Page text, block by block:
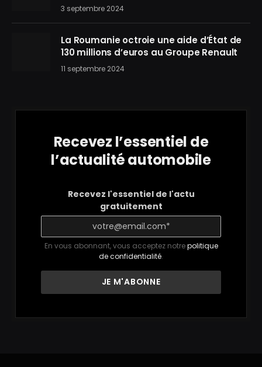
3 septembre 2024
La Roumanie octroie une aide d’État de
130 millions d’euros au Groupe Renault
11 septembre 2024
Recevez l’essentiel de
l’actualité automobile
Recevez l'essentiel de l'actu
gratuitement
En vous abonnant, vous acceptez notrepolitique
de confidentialité.